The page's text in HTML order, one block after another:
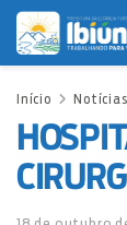
Início Notícias